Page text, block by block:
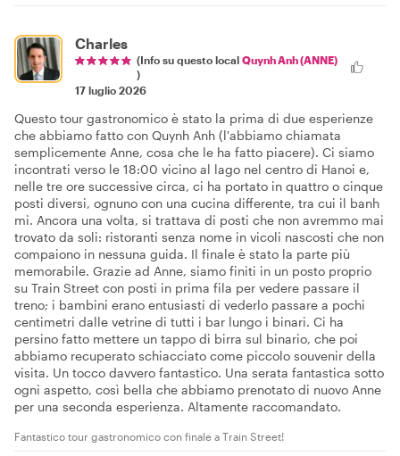
Charles
(Info su questo local Quynh Anh (ANNE)
)
17 luglio 2026
Questo tour gastronomico è stato la prima di due esperienze
che abbiamo fatto con Quynh Anh (l'abbiamo chiamata
semplicemente Anne, cosa che le ha fatto piacere). Ci siamo
incontrati verso le 18:00 vicino al lago nel centro di Hanoi e,
nelle tre ore successive circa, ci ha portato in quattro o cinque
posti diversi, ognuno con una cucina differente, tra cui il banh
mi. Ancora una volta, si trattava di posti che non avremmo mai
trovato da soli: ristoranti senza nome in vicoli nascosti che non
compaiono in nessuna guida. Il finale è stato la parte più
memorabile. Grazie ad Anne, siamo finiti in un posto proprio
su Train Street con posti in prima fila per vedere passare il
treno; i bambini erano entusiasti di vederlo passare a pochi
centimetri dalle vetrine di tutti i bar lungo i binari. Ci ha
persino fatto mettere un tappo di birra sul binario, che poi
abbiamo recuperato schiacciato come piccolo souvenir della
visita. Un tocco davvero fantastico. Una serata fantastica sotto
ogni aspetto, così bella che abbiamo prenotato di nuovo Anne
per una seconda esperienza. Altamente raccomandato.
Fantastico tour gastronomico con finale a Train Street!